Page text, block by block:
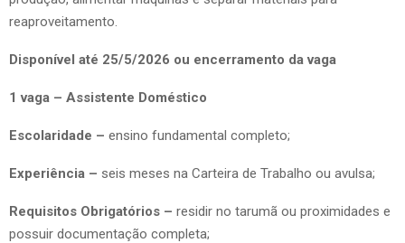
reaproveitamento.
Disponível até 25/5/2026 ou encerramento da vaga
1 vaga – Assistente Doméstico
Escolaridade – ensino fundamental completo;
Experiência – seis meses na Carteira de Trabalho ou avulsa;
Requisitos Obrigatórios – residir no tarumã ou proximidades e
possuir documentação completa;